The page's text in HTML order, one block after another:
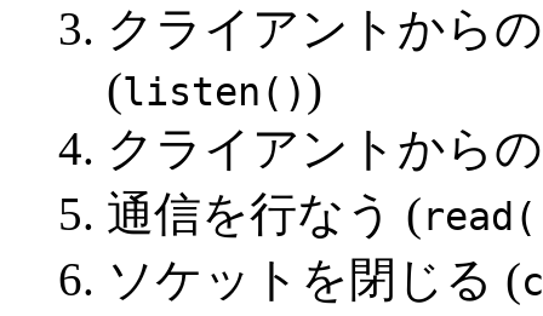
クライアントから
(listen())
クライアントから
通信を行なう (
ソケットを閉じる (